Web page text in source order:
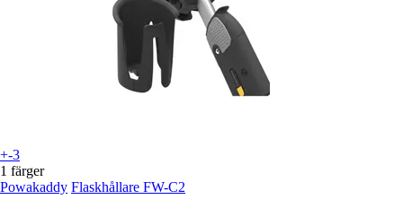
+-3
1 färger
Powakaddy Flaskhållare FW-C2